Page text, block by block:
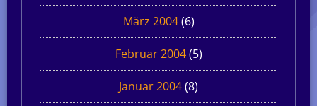
März 2004(6)
Februar 2004(5)
Januar 2004(8)